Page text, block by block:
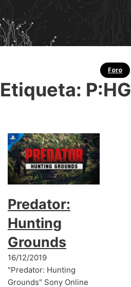
Foro
Etiqueta: P:HG
Predator:
Hunting
Grounds
16/12/2019
"Predator: Hunting
Grounds" Sony Online